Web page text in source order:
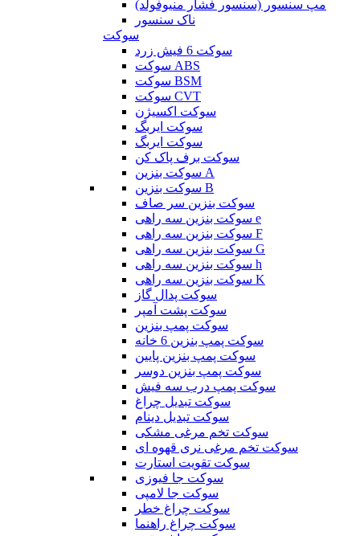
مپ سنسور (سنسور فشار منیوفولد)
ناک سنسور
سوکت
سوکت 6 فیش زرد
سوکت ABS
سوکت BSM
سوکت CVT
سوکت اکسیژن
سوکت ایربگ
سوکت ایربگ
سوکت برف پاک کن
سوکت بنزین A
سوکت بنزین B
سوکت بنزین سر صاف
سوکت بنزین سه راهی e
سوکت بنزین سه راهی F
سوکت بنزین سه راهی G
سوکت بنزین سه راهی h
سوکت بنزین سه راهی K
سوکت پدال گاز
سوکت پشت آمپر
سوکت پمپ بنزین
سوکت پمپ بنزین 6 خانه
سوکت پمپ بنزین پایین
سوکت پمپ بنزین دوسر
سوکت پمپ درب سه فیش
سوکت تبدیل چراغ
سوکت تبدیل دینام
سوکت تخم مرغی مشکی
سوکت تخم مرغی نری قهوه ای
سوکت تقویت استارت
سوکت جا فیوزی
سوکت جا لامپی
سوکت چراغ خطر
سوکت چراغ راهنما